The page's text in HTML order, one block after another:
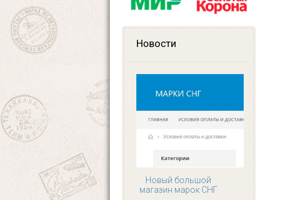
Новости
Новый большой
магазин марок СНГ